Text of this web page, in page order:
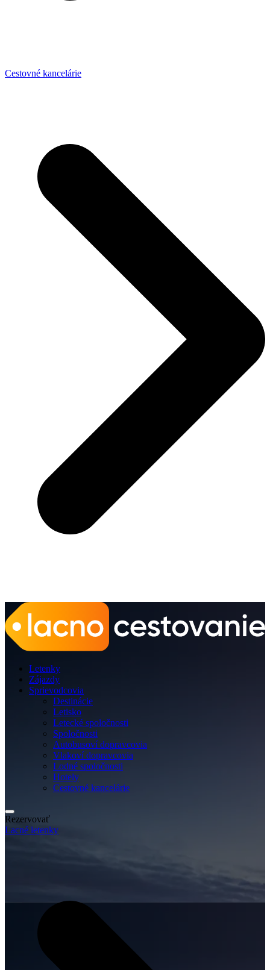
Cestovné kancelárie
Letenky
Zájazdy
Sprievodcovia
Destinácie
Letisko
Letecké spoločnosti
Spoločnosti
Autobusoví dopravcovia
Vlakoví dopravcovia
Lodné spoločnosti
Hotely
Cestovné kancelárie
Rezervovať
Lacné letenky